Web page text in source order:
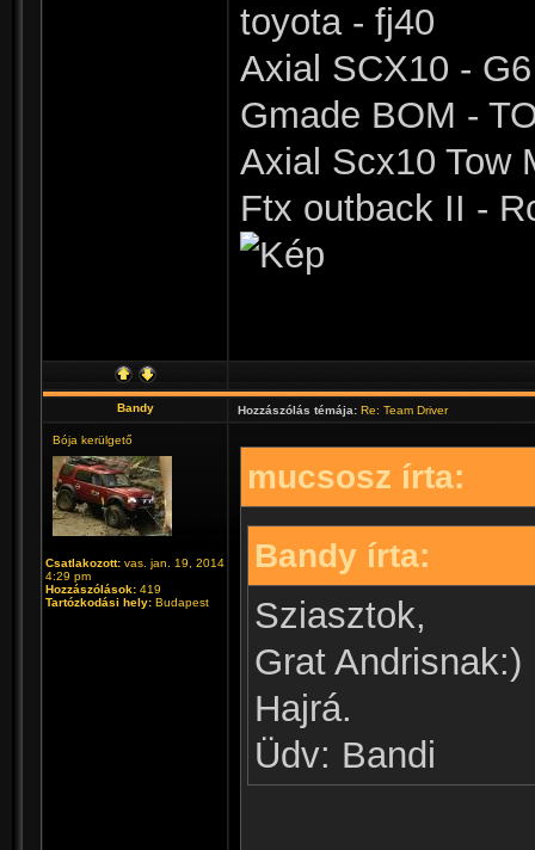
toyota - fj40
Axial SCX10 - G6
Gmade BOM -
Axial Scx10 Tow
Ftx outback II -
Bandy Hozzászólás témája: Re: Team Driver
Bója kerülgető
Csatlakozott: vas. jan. 19, 2014
4:29 pm
Hozzászólások: 419
Tartózkodási hely: Budapest
mucsosz írta:
Bandy írta:
Sziasztok,
Grat Andrisnak:)
Hajrá.
Üdv: Bandi